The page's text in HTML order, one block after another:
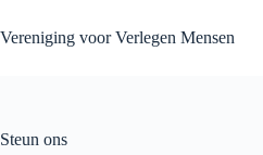
to
content
Vereniging voor Verlegen Mensen
Steun ons